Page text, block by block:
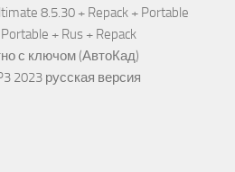
8.5.30 + Repack + Portable
+ Rus + Repack
с ключом (АвтоКад)
2023 русская версия